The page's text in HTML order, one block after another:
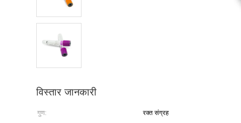
विस्तार जानकारी
गुण: रक्त संग्रह